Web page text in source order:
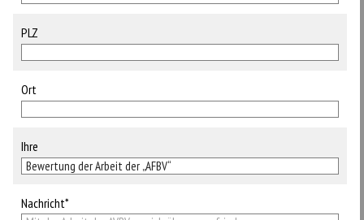
PLZ
Ort
Ihre
Nachricht*